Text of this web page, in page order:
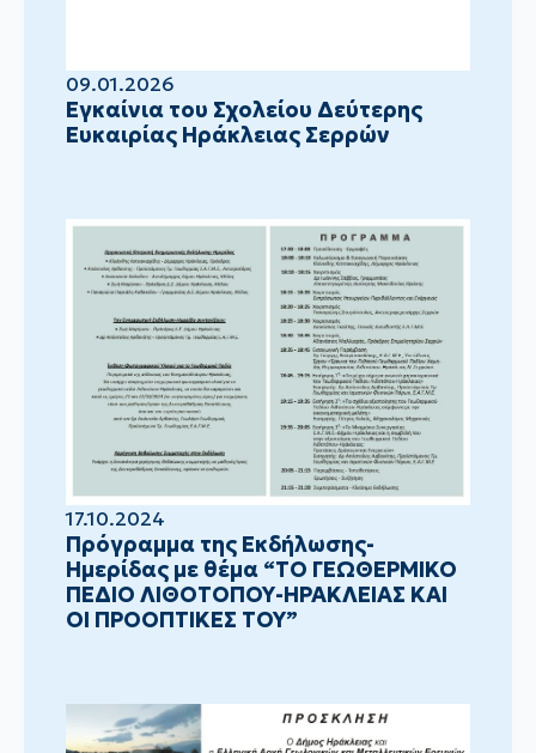
09.01.2026
Eγκαίνια του Σχολείου Δεύτερης
Ευκαιρίας Ηράκλειας Σερρών
17.10.2024
Πρόγραμμα της Εκδήλωσης-
Ημερίδας με θέμα “ΤΟ ΓΕΩΘΕΡΜΙΚΟ
ΠΕΔΙΟ ΛΙΘΟΤΟΠΟΥ-ΗΡΑΚΛΕΙΑΣ ΚΑΙ
ΟΙ ΠΡΟΟΠΤΙΚΕΣ ΤΟΥ”